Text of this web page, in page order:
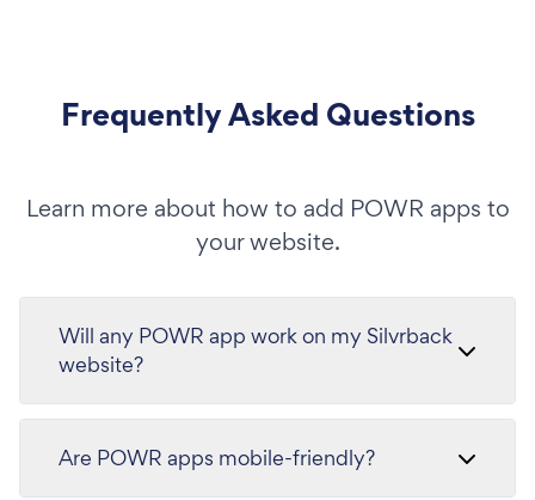
Frequently Asked Questions
Learn more about how to add POWR apps to
your website.
Will any POWR app work on my Silvrback
website?
Are POWR apps mobile-friendly?